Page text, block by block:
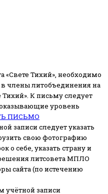
«Свете Тихий», необходимо
члены литобъединения на
К письму следует
уровень
ПИСЬМО
записи следует указать
свою фотографию
о себе, указать страну и
литсовета МПЛО
сайта (по истечению
учётной записи